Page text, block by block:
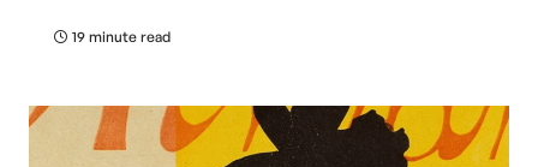
19 minute read